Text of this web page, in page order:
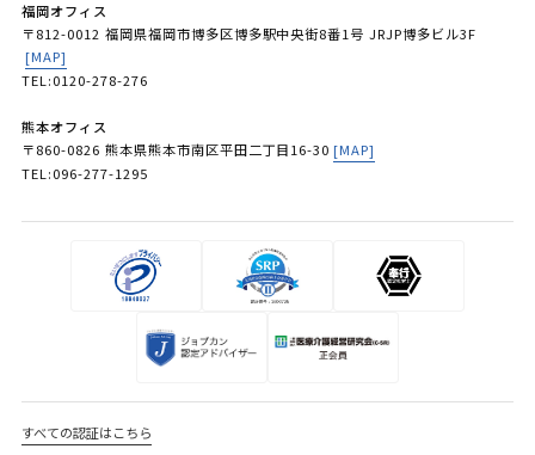
福岡オフィス
〒812-0012 福岡県福岡市博多区博多駅中央街8番1号 JRJP博多ビル3F
[MAP]
TEL:0120-278-276
熊本オフィス
〒860-0826 熊本県熊本市南区平田二丁目16-30 [MAP]
TEL:096-277-1295
すべての認証はこちら